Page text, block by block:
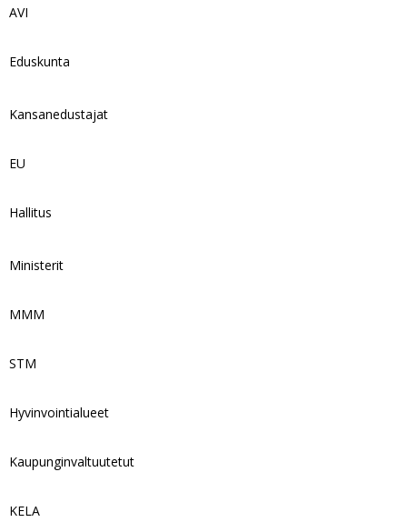
AVI
Eduskunta
Kansanedustajat
EU
Hallitus
Ministerit
MMM
STM
Hyvinvointialueet
Kaupunginvaltuutetut
KELA